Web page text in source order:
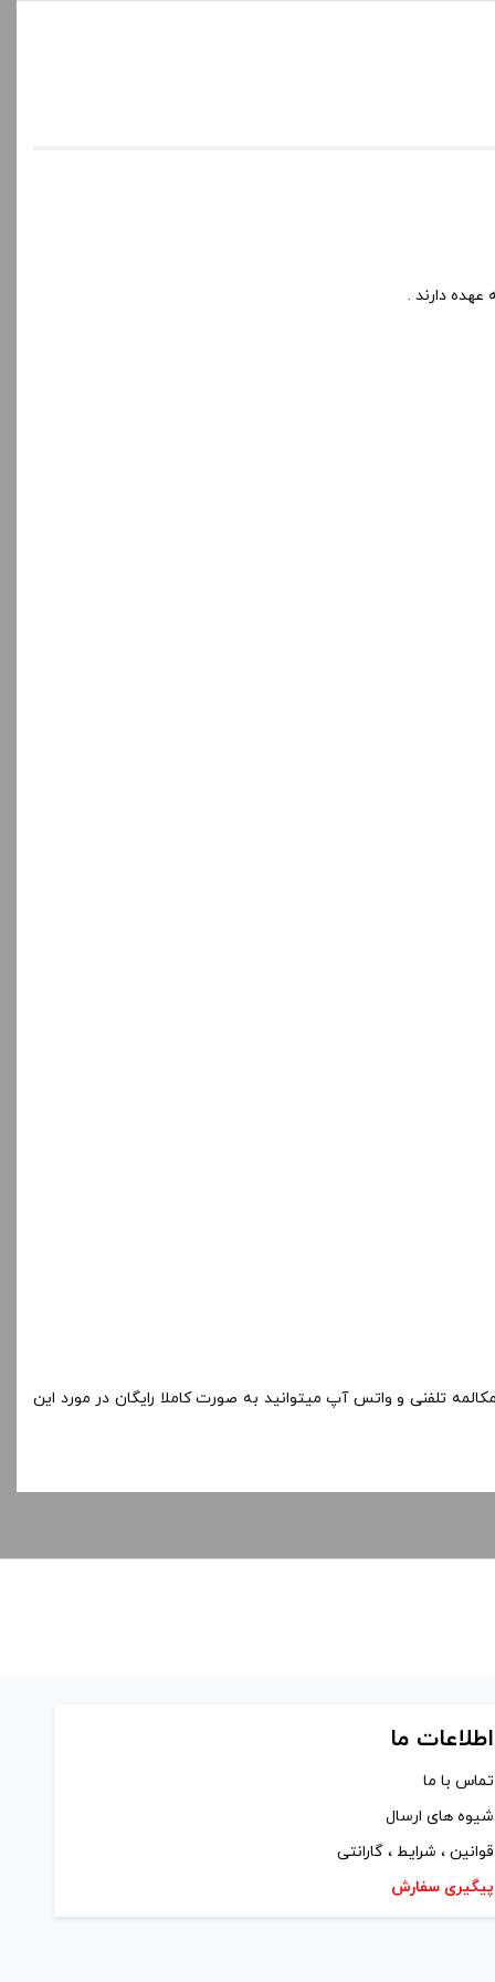
عهده دارند .
تلفنی و واتس آپ میتوانید به صورت کاملا رایگان در مورد این
اطلاعات ما
تماس با ما
شیوه های ارسال
قوانین ، شرایط ، گارانتی
پیگیری سفارش